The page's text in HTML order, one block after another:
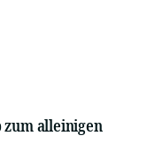
zum alleinigen